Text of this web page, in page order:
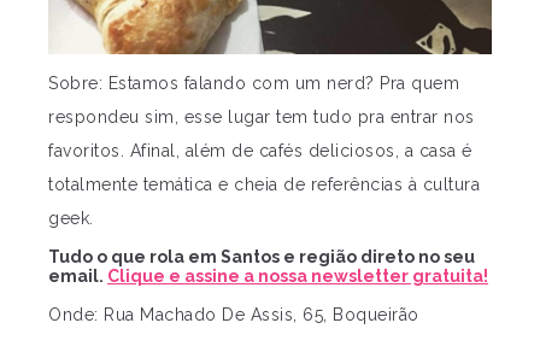
Sobre: Estamos falando com um nerd? Pra quem
respondeu sim, esse lugar tem tudo pra entrar nos
favoritos. Afinal, além de cafés deliciosos, a casa é
totalmente temática e cheia de referências à cultura
geek.
Tudo o que rola em Santos e região direto no seu
email. Clique e assine a nossa newsletter gratuita!
Onde: Rua Machado De Assis, 65, Boqueirão